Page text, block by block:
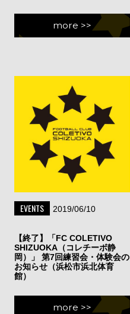
more >>
EVENTS 2019/06/10
【終了】「FC COLETIVO
SHIZUOKA（コレチーボ静
岡）」 第7回練習会・体験会の
お知らせ（浜松市浜北体育
館）
more >>